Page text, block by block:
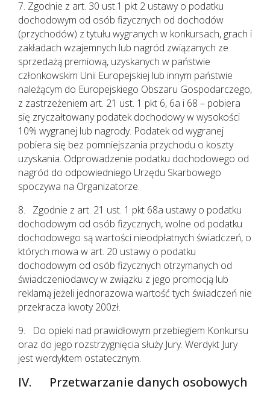
7. Zgodnie z art. 30 ust.1 pkt 2 ustawy o podatku
dochodowym od osób fizycznych od dochodów
(przychodów) z tytułu wygranych w konkursach, grach i
zakładach wzajemnych lub nagród związanych ze
sprzedażą premiową, uzyskanych w państwie
członkowskim Unii Europejskiej lub innym państwie
należącym do Europejskiego Obszaru Gospodarczego,
z zastrzeżeniem art. 21 ust. 1 pkt 6, 6a i 68 – pobiera
się zryczałtowany podatek dochodowy w wysokości
10% wygranej lub nagrody. Podatek od wygranej
pobiera się bez pomniejszania przychodu o koszty
uzyskania. Odprowadzenie podatku dochodowego od
nagród do odpowiedniego Urzędu Skarbowego
spoczywa na Organizatorze.
8. Zgodnie z art. 21 ust. 1 pkt 68a ustawy o podatku
dochodowym od osób fizycznych, wolne od podatku
dochodowego są wartości nieodpłatnych świadczeń, o
których mowa w art. 20 ustawy o podatku
dochodowym od osób fizycznych otrzymanych od
świadczeniodawcy w związku z jego promocją lub
reklamą jeżeli jednorazowa wartość tych świadczeń nie
przekracza kwoty 200zł.
9. Do opieki nad prawidłowym przebiegiem Konkursu
oraz do jego rozstrzygnięcia służy Jury. Werdykt Jury
jest werdyktem ostatecznym.
IV. Przetwarzanie danych osobowych